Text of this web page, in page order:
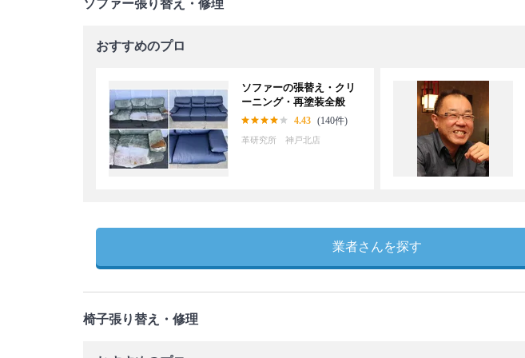
ソファー張り替え・修理
おすすめのプロ
ソファーの張替え・クリ
ーニング・再塗装全般
4.43 (140件)
革研究所 神戸北店
業者さんを探す
椅子張り替え・修理